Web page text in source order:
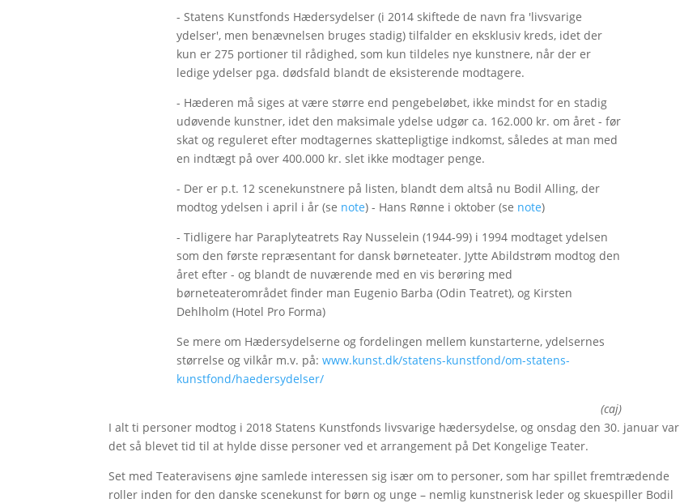
- Statens Kunstfonds Hædersydelser (i 2014 skiftede de navn fra 'livsvarige
ydelser', men benævnelsen bruges stadig) tilfalder en eksklusiv kreds, idet der
kun er 275 portioner til rådighed, som kun tildeles nye kunstnere, når der er
ledige ydelser pga. dødsfald blandt de eksisterende modtagere.
- Hæderen må siges at være større end pengebeløbet, ikke mindst for en stadig
udøvende kunstner, idet den maksimale ydelse udgør ca. 162.000 kr. om året - før
skat og reguleret efter modtagernes skattepligtige indkomst, således at man med
en indtægt på over 400.000 kr. slet ikke modtager penge.
- Der er p.t. 12 scenekunstnere på listen, blandt dem altså nu Bodil Alling, der
modtog ydelsen i april i år (se note) - Hans Rønne i oktober (se note)
- Tidligere har Paraplyteatrets Ray Nusselein (1944-99) i 1994 modtaget ydelsen
som den første repræsentant for dansk børneteater. Jytte Abildstrøm modtog den
året efter - og blandt de nuværende med en vis berøring med
børneteaterområdet finder man Eugenio Barba (Odin Teatret), og Kirsten
Dehlholm (Hotel Pro Forma)
Se mere om Hædersydelserne og fordelingen mellem kunstarterne, ydelsernes
størrelse og vilkår m.v. på: www.kunst.dk/statens-kunstfond/om-statens-
kunstfond/haedersydelser/
(caj)
I alt ti personer modtog i 2018 Statens Kunstfonds livsvarige hædersydelse, og onsdag den 30. januar var
det så blevet tid til at hylde disse personer ved et arrangement på Det Kongelige Teater.
Set med Teateravisens øjne samlede interessen sig især om to personer, som har spillet fremtrædende
roller inden for den danske scenekunst for børn og unge – nemlig kunstnerisk leder og skuespiller Bodil